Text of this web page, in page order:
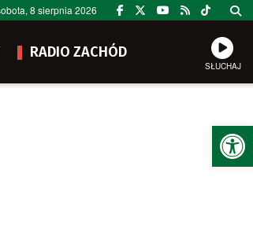
8 sierpnia 2026
RADIO ZACHÓD
SŁUCHAJ